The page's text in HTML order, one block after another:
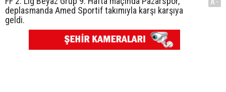
deplasmanda Amed Sportif takımıyla karşı karşıya
geldi.